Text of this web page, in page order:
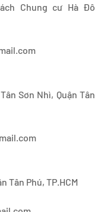
Chung cư Hà Đô
Sơn Nhì, Quận Tân
Tân Phú, TP.HCM